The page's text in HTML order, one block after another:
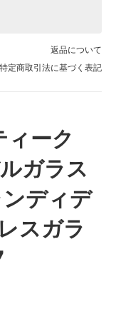
返品について
特定商取引法に基づく表記
ーク
ガラス
ディデ
スガラ